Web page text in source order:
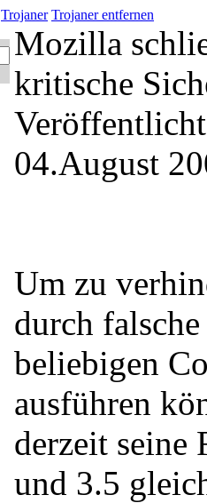
Trojaner Trojaner entfernen
Mozilla
kritische
04.August
Um zu
durch
beliebigen
ausführen
derzeit seine
und 3.5